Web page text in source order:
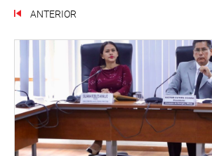
ANTERIOR